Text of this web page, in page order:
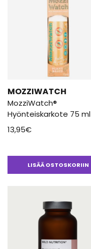
MOZZIWATCH
MozziWatch®
Hyönteiskarkote 75 ml
13,95€
LISÄÄ OSTOSKORIIN